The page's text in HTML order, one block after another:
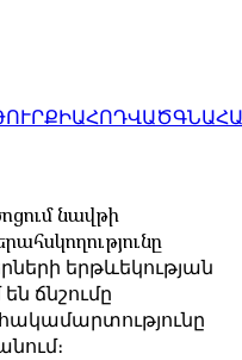
ՀՈԴՎԱԾ
նավթի
երթևեկության
ճնշումը